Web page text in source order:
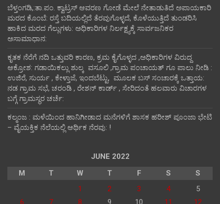
ಬೆಳ್ತಂಗಡಿ,:ತಾ.ಪಂ‌. ಕ್ವಾಟ್ರಸ್ ಆವರಣ ಗೋಡೆ ಮೇಲೆ ನೇತಾಡುತಿದೆ ಅಪಾಯಕಾರಿ
ಮರದ ಕೊಂಬೆ: ರಸ್ತೆ ಬದಿಯಲ್ಲಿದೆ ತೆರವುಗೊಳ್ಳದೆ, ಕೊಳೆಯುತ್ತಿದೆ ತುಂಡರಿಸಿ
ಹಾಕಿದ ಮರದ ಗೆಲ್ಲುಗಳು: ಅಧಿಕಾರಿಗಳ ನಿರ್ಲಕ್ಷ್ಯಕ್ಕೆ ಸಾರ್ವಜನಿಕರ
ಅಸಾಮಾಧಾನ:
ಕೃತಕ ನೆರೆಗೆ ನದಿ ಒತ್ತುವರಿ ಕಾರಣ, ಕ್ರಮ ಕೈಗೊಳ್ಳದ ,ಅಧಿಕಾರಿಗಳ ವಿರುದ್ದ
ಆಕ್ರೋಶ: ಗಡಾಯಿಕಲ್ಲು ಶುಲ್ಕ ವಸೂಲಿ ,ಗ್ರಾಮ ಪಂಚಾಯತ್ ಗೂ ಪಾಲು ನೀಡಿ :
ಉಜಿರೆ, ಸುರ್ಯ , ಕೇಳ್ತಾಜೆ, ಇಂದಬೆಟ್ಟು, ಮೂಲಕ ಬಸ್ ಸಂಚಾರಕ್ಕೆ ಒತ್ತಾಯ:
ನಡ ಗ್ರಾಮ ಸಭೆ, ಚರಂಡಿ , ರೇಶನ್ ಕಾರ್ಡ್ , ಸೇರಿದಂತೆ ಹಲವಾರು ವಿಚಾರಗಳ
ಬಗ್ಗೆ ಗ್ರಾಮಸ್ಥರ ಚರ್ಚೆ:
ಕಲ್ಮಂಜ : ಮಳೆಯಿಂದ ಹಾನಿಗೀಡಾದ ಮನೆಗಳಿಗೆ ಶಾಸಕ ಹರೀಶ್ ಪೂಂಜಾ ಭೇಟಿ
– ವೈಯಕ್ತಿಕ ನೆಲೆಯಲ್ಲಿ ಆರ್ಥಿಕ‌ ನೆರವು: !
JUNE 2022
M
T W T F S
S
1
2 3 4
5
6
7 8 9 10 11 12